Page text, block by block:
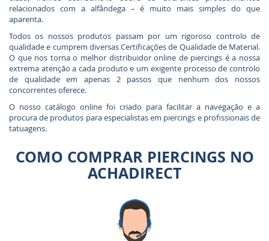
relacionados com a alfândega – é muito mais simples do que
aparenta.
Todos os nossos produtos passam por um rigoroso controlo de
qualidade e cumprem diversas Certificações de Qualidade de Material.
O que nos torna o melhor distribuidor online de piercings é a nossa
extrema atenção a cada produto e um exigente processo de controlo
de qualidade em apenas 2 passos que nenhum dos nossos
concorrentes oferece.
O nosso catálogo online foi criado para facilitar a navegação e a
procura de produtos para especialistas em piercings e profissionais de
tatuagens.
COMO COMPRAR PIERCINGS NO
ACHADIRECT